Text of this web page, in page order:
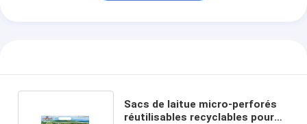
Sacs de laitue micro-perforés
réutilisables recyclables pour